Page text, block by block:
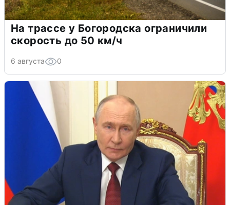
На трассе у Богородска ограничили
скорость до 50 км/ч
6 августа 0